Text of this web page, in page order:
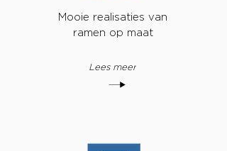
Lees meer
Mooie realisaties van
ramen op maat